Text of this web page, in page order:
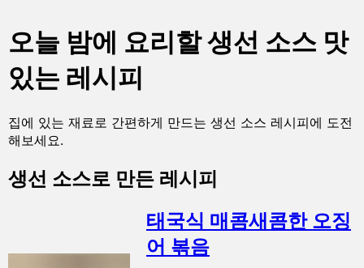
오늘 밤에 요리할 생선 소스 맛
있는 레시피
집에 있는 재료로 간편하게 만드는 생선 소스 레시피에 도전
해보세요.
생선 소스로 만든 레시피
태국식 매콤새콤한 오징
어 볶음